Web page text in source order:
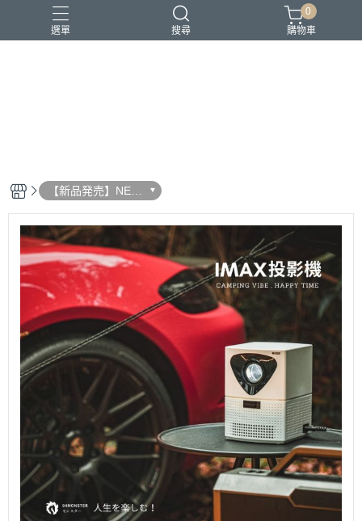
選單 搜尋
0
購物車
【新品発売】NEW
ARRIVAL